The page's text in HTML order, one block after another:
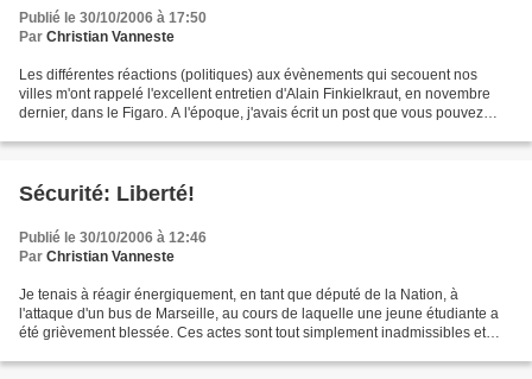
Publié le 30/10/2006 à 17:50
Par Christian Vanneste
Les différentes réactions (politiques) aux évènements qui secouent nos
villes m'ont rappelé l'excellent entretien d'Alain Finkielkraut, en novembre
dernier, dans le Figaro. A l'époque, j'avais écrit un post que vous pouvez
Sécurité: Liberté!
Publié le 30/10/2006 à 12:46
Par Christian Vanneste
Je tenais à réagir énergiquement, en tant que député de la Nation, à
l'attaque d'un bus de Marseille, au cours de laquelle une jeune étudiante a
été grièvement blessée. Ces actes sont tout simplement inadmissibles et